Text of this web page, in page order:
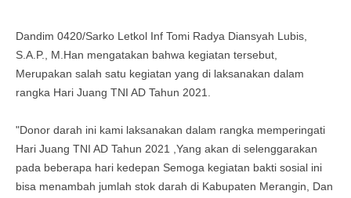
Dandim 0420/Sarko Letkol Inf Tomi Radya Diansyah Lubis,
S.A.P., M.Han mengatakan bahwa kegiatan tersebut,
Merupakan salah satu kegiatan yang di laksanakan dalam
rangka Hari Juang TNI AD Tahun 2021.
"Donor darah ini kami laksanakan dalam rangka memperingati
Hari Juang TNI AD Tahun 2021 ,Yang akan di selenggarakan
pada beberapa hari kedepan Semoga kegiatan bakti sosial ini
bisa menambah jumlah stok darah di Kabupaten Merangin, Dan